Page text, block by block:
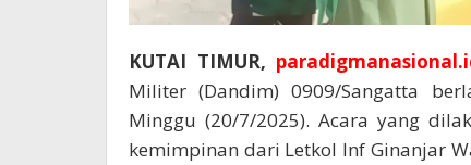
KUTAI TIMUR,
Militer (Dandim) 0909/Sangatta
Minggu (20/7/2025). Acara yang
kemimpinan dari Letkol Inf Ginanjar